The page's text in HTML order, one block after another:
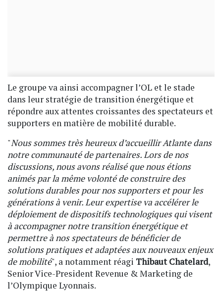
Le groupe va ainsi accompagner l’OL et le stade
dans leur stratégie de transition énergétique et
répondre aux attentes croissantes des spectateurs et
supporters en matière de mobilité durable.
"Nous sommes très heureux d’accueillir Atlante dans
notre communauté de partenaires. Lors de nos
discussions, nous avons réalisé que nous étions
animés par la même volonté de construire des
solutions durables pour nos supporters et pour les
générations à venir. Leur expertise va accélérer le
déploiement de dispositifs technologiques qui visent
à accompagner notre transition énergétique et
permettre à nos spectateurs de bénéficier de
solutions pratiques et adaptées aux nouveaux enjeux
de mobilité", a notamment réagi Thibaut Chatelard,
Senior Vice-President Revenue & Marketing de
l’Olympique Lyonnais.